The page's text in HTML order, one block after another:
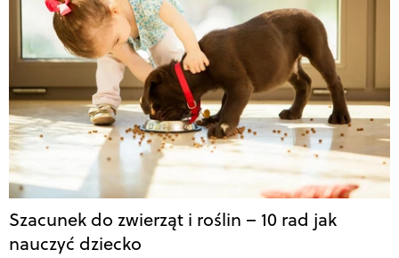
Szacunek do zwierząt i roślin – 10 rad jak
nauczyć dziecko